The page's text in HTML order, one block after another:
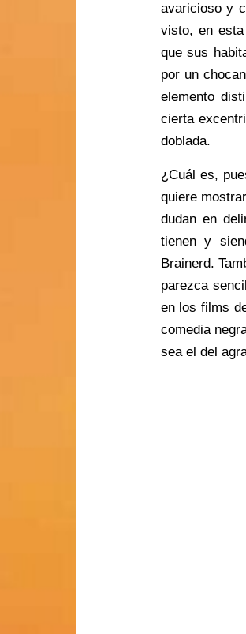
avaricioso y
visto, en
que sus
por un
elemento
cierta
doblada.
¿Cuál es,
quiere
dudan en
tienen y
Brainerd.
parezca
en los films
comedia
sea el del